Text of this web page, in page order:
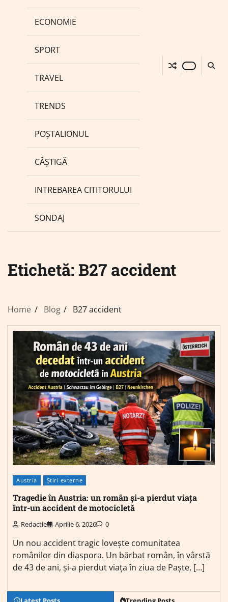
ECONOMIE
SPORT
TRAVEL
TRENDS
POȘTALIONUL
CÂȘTIGĂ
INTREBAREA CITITORULUI
SONDAJ
Etichetă: B27 accident
Home Blog B27 accident
Austria Știri externe
Tragedie în Austria: un român și-a pierdut viața
într-un accident de motocicletă
Redactie Aprilie 6, 2026 0
Un nou accident tragic lovește comunitatea
românilor din diaspora. Un bărbat român, în vârstă
de 43 de ani, și-a pierdut viața în ziua de Paște, […]